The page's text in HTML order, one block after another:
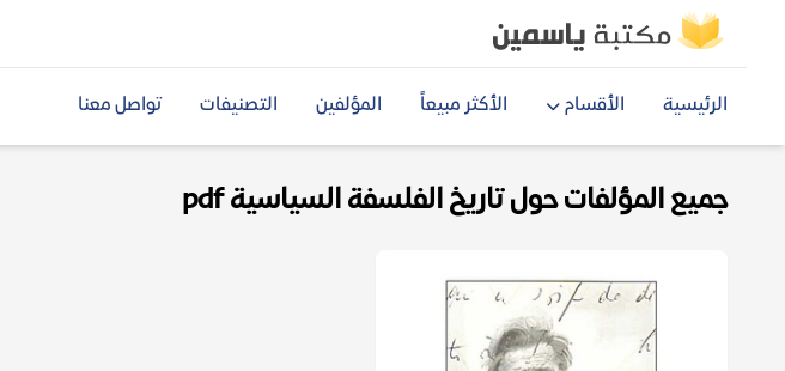
الرئيسية الأقسام الأكثر مبيعاً المؤلفين التصنيفات تواصل معنا
جميع المؤلفات حول تاريخ الفلسفة السياسية pdf